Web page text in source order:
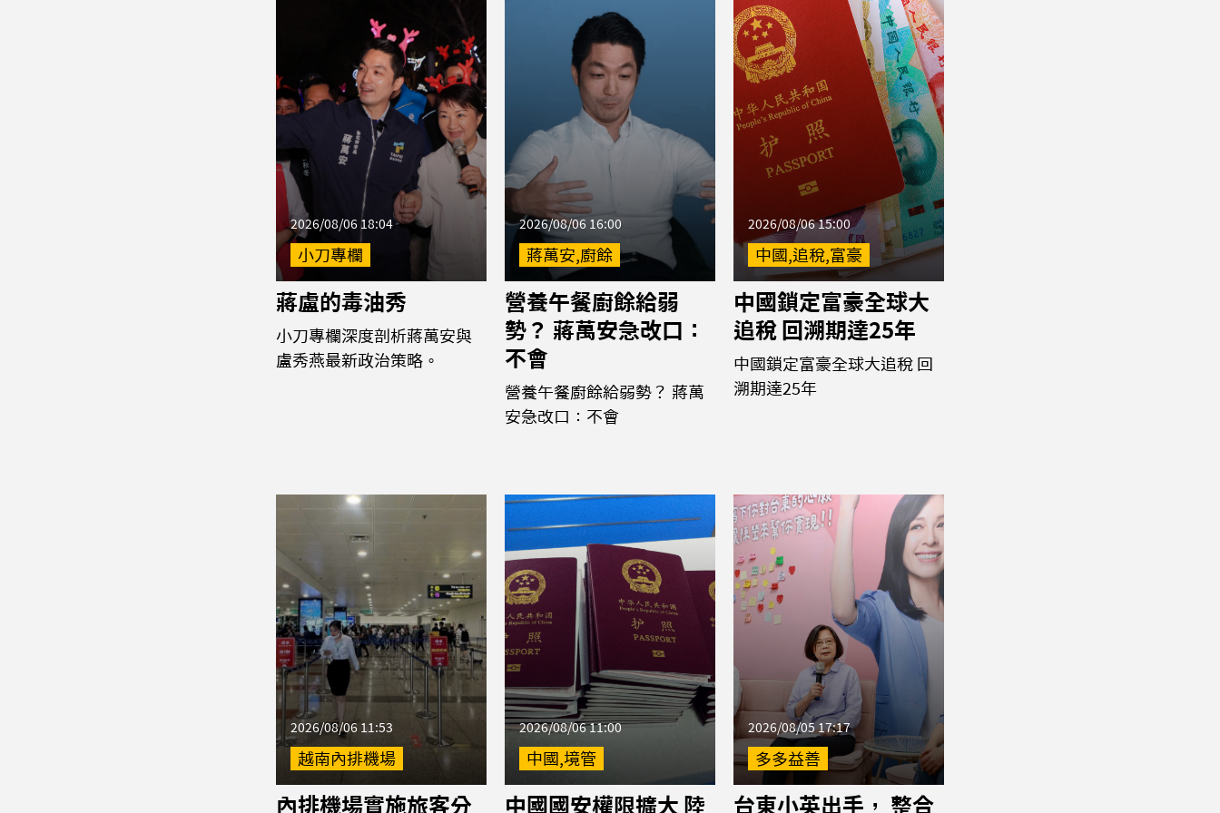
2026/08/06 18:04
小刀專欄
蔣盧的毒油秀
小刀專欄深度剖析蔣萬安與
盧秀燕最新政治策略。
2026/08/06 16:00
蔣萬安,廚餘
營養午餐廚餘給弱
勢？ 蔣萬安急改口：
不會
營養午餐廚餘給弱勢？ 蔣萬
安急改口：不會
2026/08/06 15:00
中國,追稅,富豪
中國鎖定富豪全球大
追稅 回溯期達25年
中國鎖定富豪全球大追稅 回
溯期達25年
2026/08/06 11:53
越南內排機場
內排機場實施旅客分
2026/08/06 11:00
中國,境管
中國國安權限擴大 陸
2026/08/05 17:17
多多益善
台東小英出手， 整合